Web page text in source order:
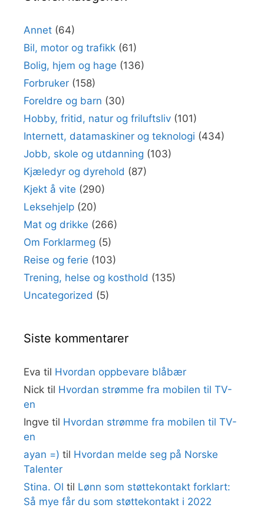
Annet (64)
Bil, motor og trafikk (61)
Bolig, hjem og hage (136)
Forbruker (158)
Foreldre og barn (30)
Hobby, fritid, natur og friluftsliv (101)
Internett, datamaskiner og teknologi (434)
Jobb, skole og utdanning (103)
Kjæledyr og dyrehold (87)
Kjekt å vite (290)
Leksehjelp (20)
Mat og drikke (266)
Om Forklarmeg (5)
Reise og ferie (103)
Trening, helse og kosthold (135)
Uncategorized (5)
Siste kommentarer
Eva til Hvordan oppbevare blåbær
Nick til Hvordan strømme fra mobilen til TV-
en
Ingve til Hvordan strømme fra mobilen til TV-
en
ayan =) til Hvordan melde seg på Norske
Talenter
Stina. Ol til Lønn som støttekontakt forklart:
Så mye får du som støttekontakt i 2022